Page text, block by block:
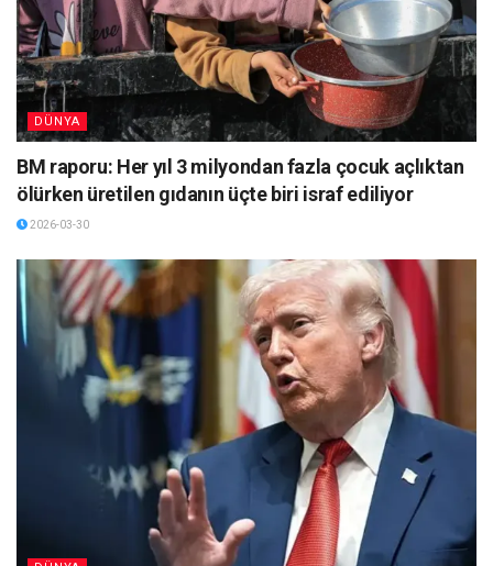
DÜNYA
BM raporu: Her yıl 3 milyondan fazla çocuk açlıktan
ölürken üretilen gıdanın üçte biri israf ediliyor
2026-03-30